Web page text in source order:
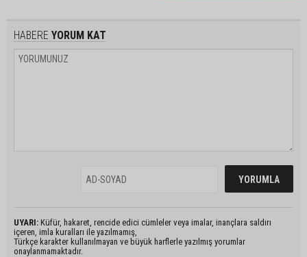
HABERE YORUM KAT
UYARI: Küfür, hakaret, rencide edici cümleler veya imalar, inançlara saldırı
içeren, imla kuralları ile yazılmamış,
Türkçe karakter kullanılmayan ve büyük harflerle yazılmış yorumlar
onaylanmamaktadır.